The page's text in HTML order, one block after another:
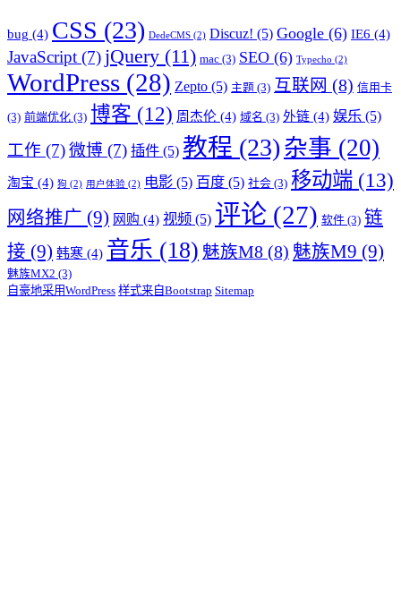
bug (4) CSS (23) DedeCMS (2) Discuz! (5) Google (6) IE6 (4)
JavaScript (7)jQuery (11) mac (3) SEO (6) Typecho (2)
WordPress (28) Zepto (5) 主题 (3) 互联网 (8) 信用卡
(3) 前端优化 (3) 博客 (12) 周杰伦 (4) 域名 (3) 外链 (4) 娱乐 (5)
工作 (7)微博 (7) 插件 (5) 教程 (23) 杂事 (20)
淘宝 (4) 狗 (2) 用户体验 (2) 电影 (5) 百度 (5) 社会 (3) 移动端 (13)
网络推广 (9) 网购 (4) 视频 (5) 评论 (27) 软件 (3) 链
接 (9) 韩寒 (4) 音乐 (18) 魅族M8 (8) 魅族M9 (9)
魅族MX2 (3)
自豪地采用WordPress 样式来自Bootstrap Sitemap